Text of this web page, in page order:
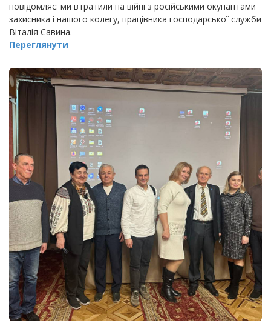
повідомляє: ми втратили на війні з російськими окупантами
захисника і нашого колегу, працівника господарської служби
Віталія Савина.
Переглянути